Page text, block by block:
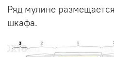
Ряд мулине
шкафа.